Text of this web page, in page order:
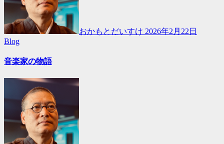
おかもとだいすけ 2026年2月22日
Blog
音楽家の物語